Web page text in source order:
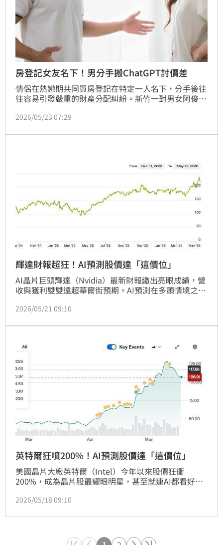
房登記女友名下！男分手搬ChatGPT討價差
情侶在熱戀期共同買房登記在特定一人名下，分手後往
往容易引發嚴重的財產分配糾紛。新竹一對男女阿俊與
並口頭協議共同購置一棟總價1643萬元的預售屋，當
方因個性不合於2024年8月分手，男方眼見新竹房價大
2026/05/23 07:29
輝達財報超狂！AI預測股價達「這價位」
AI晶片巨頭輝達（Nvidia）最新財報繳出亮眼成績，營
收與獲利雙雙遠超華爾街預期。AI預測在多頭情境之
能再狂漲32%。
2026/05/21 09:10
英特爾狂噴200%！AI預測股價達「這價位」
美國晶片大廠英特爾（Intel）今年以來股價狂衝
200%，成為晶片股最耀眼明星，甚至就連AI都看好。
的預測，2026年第二季尾聲，英特爾股價最高有望站
2026/05/18 09:10